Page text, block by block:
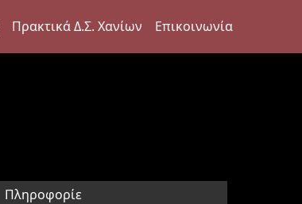
Πρακτικά Δ.Σ. Χανίων Επικοινωνία
Πληροφορίε